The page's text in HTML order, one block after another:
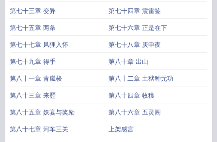
第七十三章 变异 第七十四章 震雷签
第七十五章 两条 第七十六章 正是在下
第七十七章 风狸入怀 第七十八章 庚申夜
第七十九章 得手 第八十章 出山
第八十一章 青嵐梭 第八十二章 土狱种元功
第八十三章 来歷 第八十四章 收穫
第八十五章 妖宴与奖励 第八十六章 五灵阁
第八十七章 河车三关 上架感言